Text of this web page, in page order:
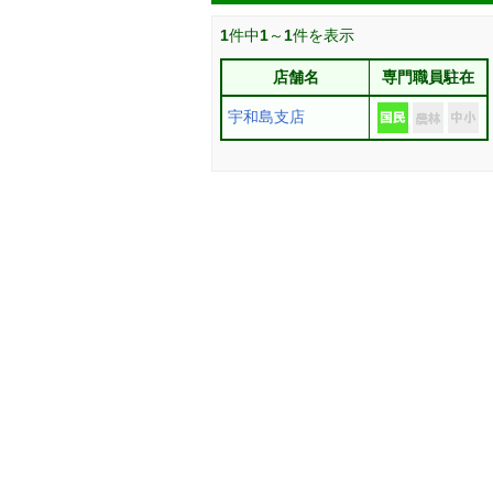
1件中1～ 1件を表示
店舗名 専門職員駐在
宇和島支店